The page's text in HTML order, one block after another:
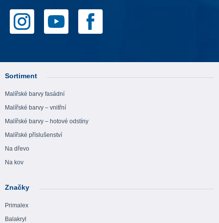
Sortiment
Malířské barvy fasádní
Malířské barvy – vnitřní
Malířské barvy – hotové odstíny
Malířské příslušenství
Na dřevo
Na kov
Značky
Primalex
Balakryl